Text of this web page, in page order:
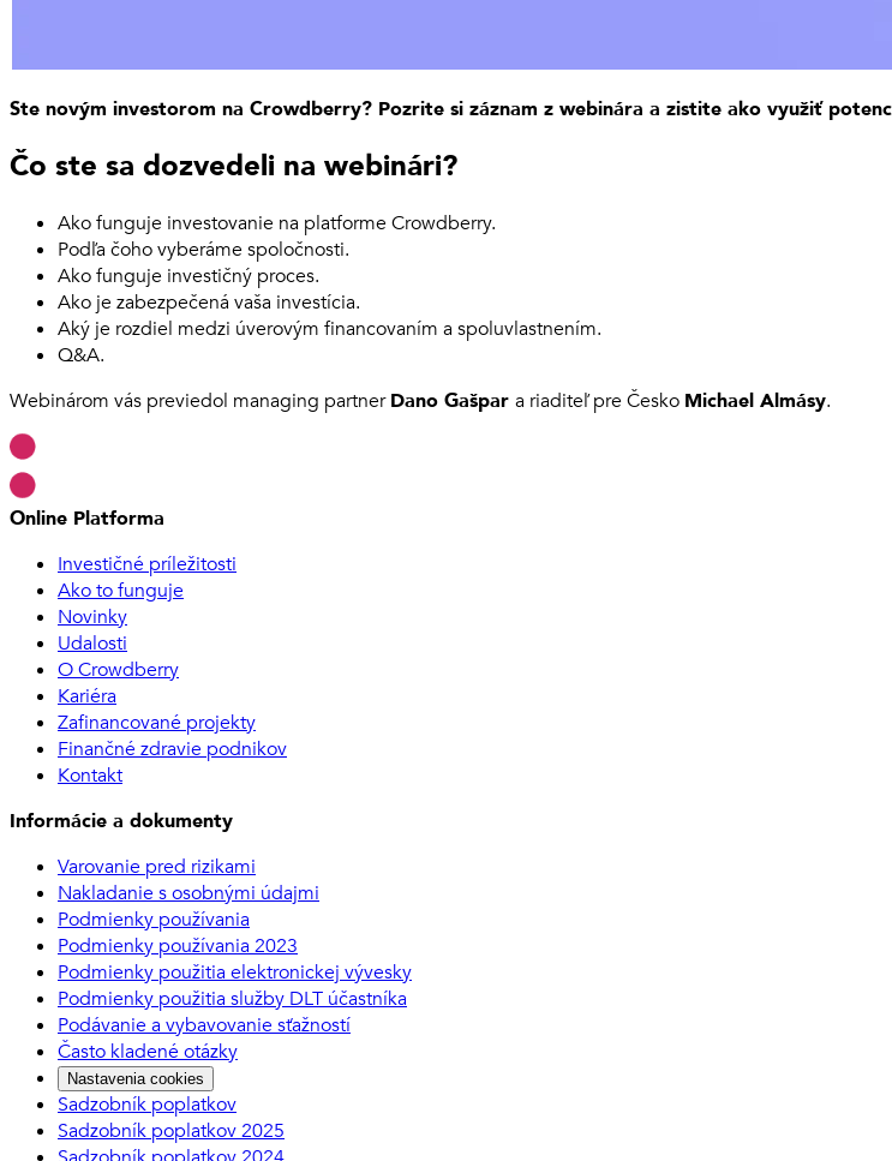
Ste novým investorom na Crowdberry? Pozrite si záznam z webinára a zistite ako využiť
Čo ste sa dozvedeli na webinári?
Ako funguje investovanie na platforme Crowdberry.
Podľa čoho vyberáme spoločnosti.
Ako funguje investičný proces.
Ako je zabezpečená vaša investícia.
Aký je rozdiel medzi úverovým financovaním a spoluvlastnením.
Q&A.
Webinárom vás previedol managing partnerDano Gašpar a riaditeľ pre Česko Michael Almásy.
Online Platforma
Investičné príležitosti
Ako to funguje
Novinky
Udalosti
O Crowdberry
Kariéra
Zafinancované projekty
Finančné zdravie podnikov
Kontakt
Informácie a dokumenty
Varovanie pred rizikami
Nakladanie s osobnými údajmi
Podmienky používania
Podmienky používania 2023
Podmienky použitia elektronickej vývesky
Podmienky použitia služby DLT účastníka
Podávanie a vybavovanie sťažností
Často kladené otázky
Nastavenia cookies
Sadzobník poplatkov
Sadzobník poplatkov 2025